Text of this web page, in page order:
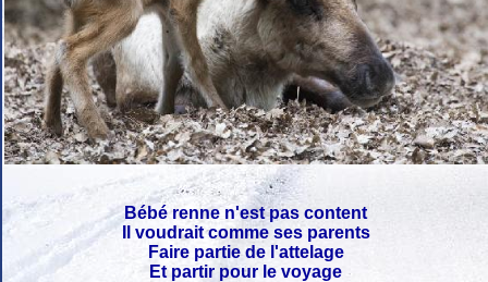
Bébé renne n'est pas content
Il voudrait comme ses parents
Faire partie de l'attelage
Et partir pour le voyage